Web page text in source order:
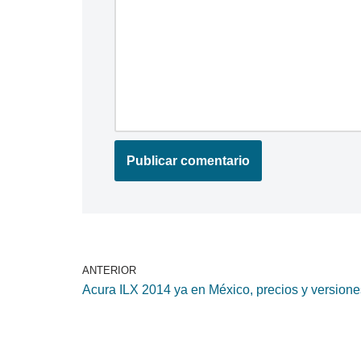
ANTERIOR
Acura ILX 2014 ya en México, precios y